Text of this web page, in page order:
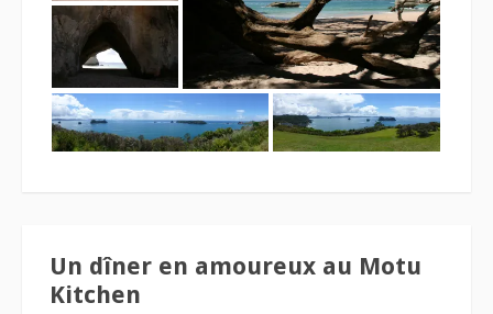
Un dîner en amoureux au Motu
Kitchen